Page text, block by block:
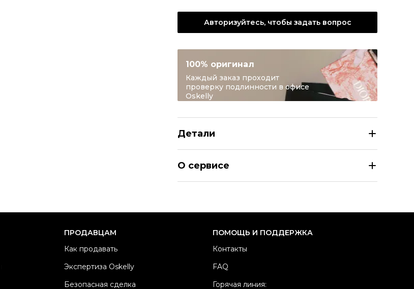
Авторизуйтесь, чтобы задать вопрос
100% оригинал
Каждый заказ проходит
проверку подлинности в офисе
Oskelly
Детали
Состояние товара
О сервисе
ПРОДАВЦАМ
Как продавать
Экспертиза Oskelly
Безопасная сделка
ПОМОЩЬ И ПОДДЕРЖКА
Контакты
FAQ
Горячая линия: